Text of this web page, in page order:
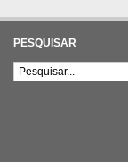
PESQUISAR